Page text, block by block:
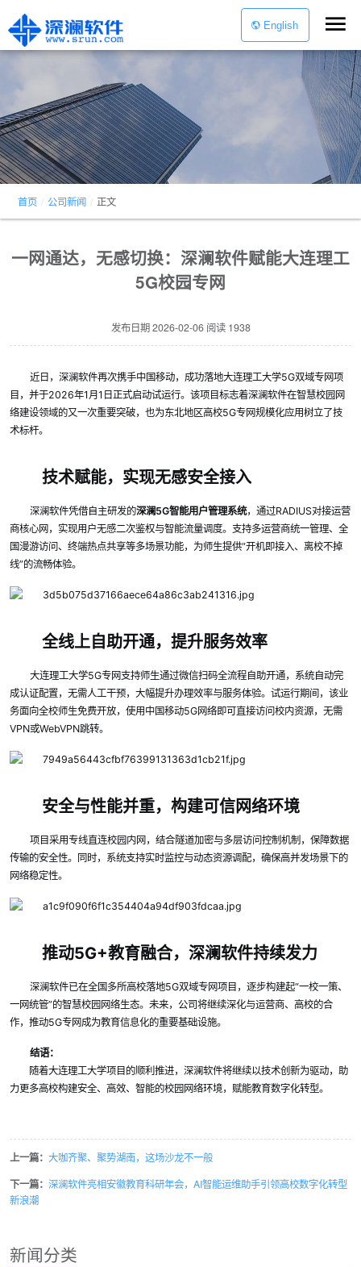
English
首页 公司新闻 正文
一网通达，无感切换：深澜软件赋能大连理工
5G校园专网
发布日期2026-02-06 阅读 1938
近日，深澜软件再次携手中国移动，成功落地大连理工大学5G双域专网项
目，并于2026年1月1日正式启动试运行。该项目标志着深澜软件在智慧校园网
络建设领域的又一次重要突破，也为东北地区高校5G专网规模化应用树立了技
术标杆。
技术赋能，实现无感安全接入
深澜软件凭借自主研发的深澜5G智能用户管理系统，通过RADIUS对接运营
商核心网，实现用户无感二次鉴权与智能流量调度。支持多运营商统一管理、全
国漫游访问、终端热点共享等多场景功能，为师生提供“开机即接入、离校不掉
线”的流畅体验。
全线上自助开通，提升服务效率
大连理工大学5G专网支持师生通过微信扫码全流程自助开通，系统自动完
成认证配置，无需人工干预，大幅提升办理效率与服务体验。试运行期间，该业
务面向全校师生免费开放，使用中国移动5G网络即可直接访问校内资源，无需
VPN或WebVPN跳转。
安全与性能并重，构建可信网络环境
项目采用专线直连校园内网，结合隧道加密与多层访问控制机制，保障数据
传输的安全性。同时，系统支持实时监控与动态资源调配，确保高并发场景下的
网络稳定性。
推动5G+教育融合，深澜软件持续发力
深澜软件已在全国多所高校落地5G双域专网项目，逐步构建起“一校一策、
一网统管”的智慧校园网络生态。未来，公司将继续深化与运营商、高校的合
作，推动5G专网成为教育信息化的重要基础设施。
结语：
随着大连理工大学项目的顺利推进，深澜软件将继续以技术创新为驱动，助
力更多高校构建安全、高效、智能的校园网络环境，赋能教育数字化转型。
上一篇：大咖齐聚、聚势湖南，这场沙龙不一般
下一篇：深澜软件亮相安徽教育科研年会，AI智能运维助手引领高校数字化转型
新浪潮
新闻分类